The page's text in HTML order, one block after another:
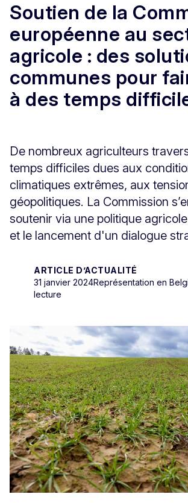
Soutien de la
européenne au
agricole : des
communes pour
à des temps
De nombreux agriculteurs
temps difficiles dues aux
climatiques extrêmes, aux
géopolitiques. La Commission
soutenir via une politique
et le lancement d'un dialogue
ARTICLE D’ACTUALITÉ
31 janvier 2024Représentation en
lecture